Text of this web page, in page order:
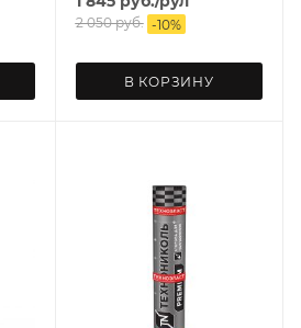
2 050руб. -10%
В КОРЗИНУ